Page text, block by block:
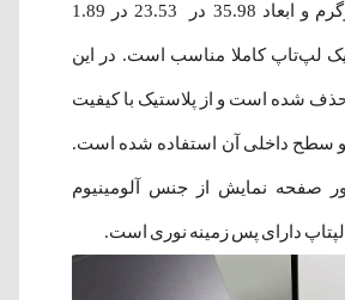
معادل 1.65 کیلوگرم و ابعاد 35.98 در 23.53 در 1.89
لپ‌تاپ کاملا مناسب است. در این
شده است و از پلاستیک با کیفیت
سطح داخلی آن استفاده شده است.
صفحه نمایش از جنس آلومینیوم
لپتاپ دارای پس زمینه نوری است.